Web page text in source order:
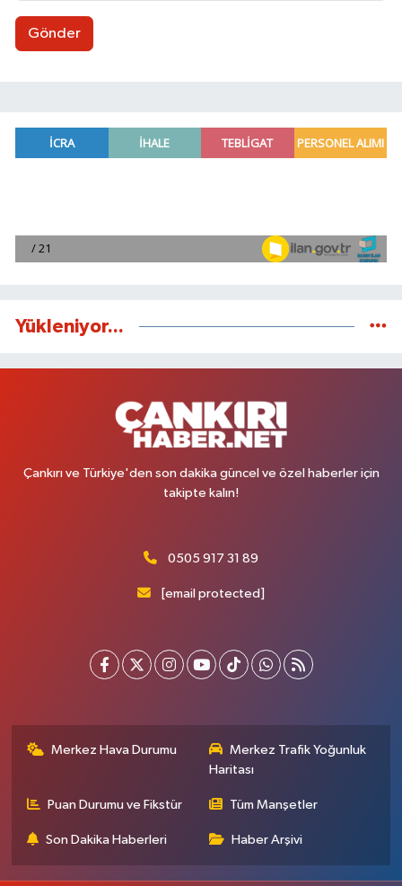
Gönder
Yükleniyor...
Çankırı ve Türkiye'den son dakika güncel ve özel haberler için
takipte kalın!
0505 917 31 89
[email protected]
Merkez Hava Durumu
Merkez Trafik Yoğunluk
Haritası
Puan Durumu ve Fikstür Tüm Manşetler
Son Dakika Haberleri Haber Arşivi